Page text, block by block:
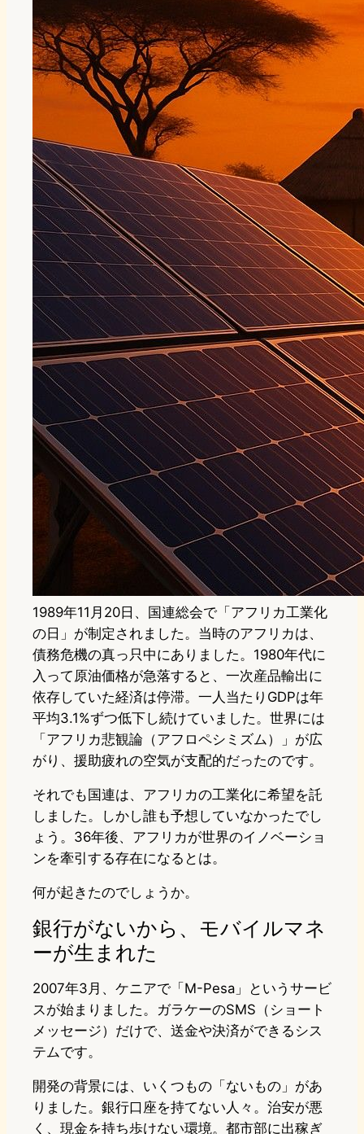
1989年11月20日、国連総会で「アフリカ工業化
の日」が制定されました。当時のアフリカは、
債務危機の真っ只中にありました。1980年代に
入って原油価格が急落すると、一次産品輸出に
依存していた経済は停滞。一人当たりGDPは年
平均3.1%ずつ低下し続けていました。世界には
「アフリカ悲観論（アフロペシミズム）」が広
がり、援助疲れの空気が支配的だったのです。
それでも国連は、アフリカの工業化に希望を託
しました。しかし誰も予想していなかったでし
ょう。36年後、アフリカが世界のイノベーショ
ンを牽引する存在になるとは。
何が起きたのでしょうか。
銀行がないから、モバイルマネ
ーが生まれた
2007年3月、ケニアで「M-Pesa」というサービ
スが始まりました。ガラケーのSMS（ショート
メッセージ）だけで、送金や決済ができるシス
テムです。
開発の背景には、いくつもの「ないもの」があ
りました。銀行口座を持てない人々。治安が悪
く、現金を持ち歩けない環境。都市部に出稼ぎ